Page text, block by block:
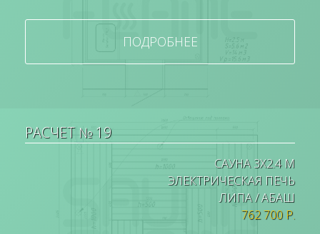
ПОДРОБНЕЕ
РАСЧЕТ № 19
САУНА 3Х2.4 М
ЭЛЕКТРИЧЕСКАЯ ПЕЧЬ
ЛИПА / АБАШ
762 700 Р.